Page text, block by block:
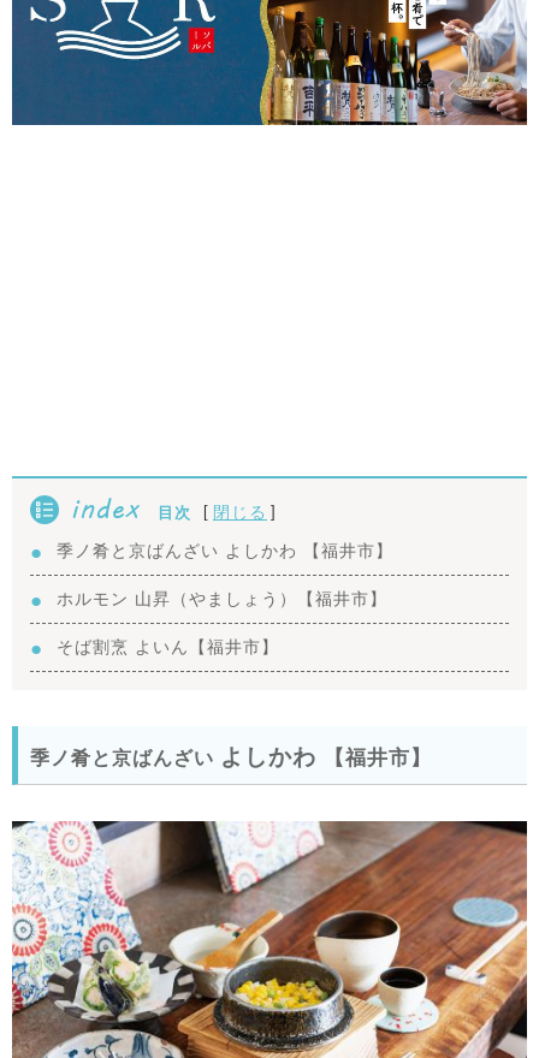
index 目次 [ 閉じる ]
季ノ肴と京ばんざい よしかわ 【福井市】
ホルモン 山昇（やましょう）【福井市】
そば割烹 よいん【福井市】
季ノ肴と京ばんざい よしかわ 【福井市】